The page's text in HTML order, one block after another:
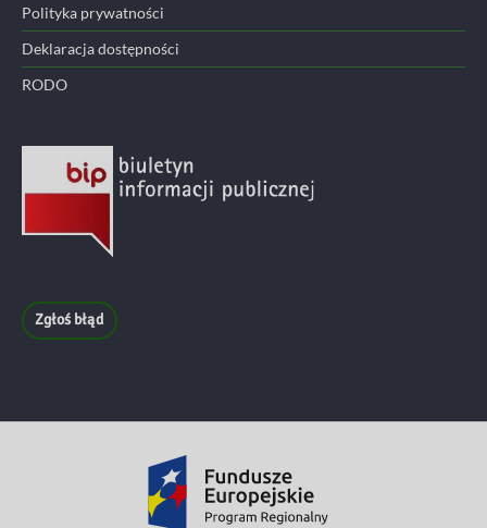
Polityka prywatności
Deklaracja dostępności
RODO
Zgłoś błąd